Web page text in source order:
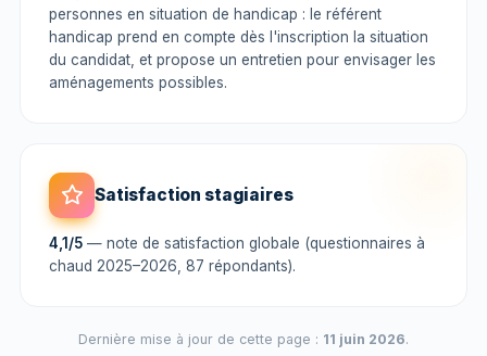
personnes en situation de handicap : le référent
handicap prend en compte dès l'inscription la situation
du candidat, et propose un entretien pour envisager les
aménagements possibles.
Satisfaction stagiaires
4,1/5 — note de satisfaction globale (questionnaires à
chaud 2025–2026, 87 répondants).
Dernière mise à jour de cette page : 11 juin 2026.